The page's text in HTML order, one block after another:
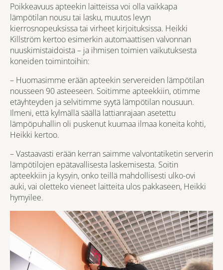
Poikkeavuus apteekin laitteissa voi olla vaikkapa
lämpötilan nousu tai lasku, muutos levyn
kierrosnopeuksissa tai virheet kirjoituksissa. Heikki
Killström kertoo esimerkin automaattisen valvonnan
nuuskimistaidoista – ja ihmisen toimien vaikutuksesta
koneiden toimintoihin:
– Huomasimme erään apteekin servereiden lämpötilan
nousseen 90 asteeseen. Soitimme apteekkiin, otimme
etäyhteyden ja selvitimme syytä lämpötilan nousuun.
Ilmeni, että kylmällä säällä lattianrajaan asetettu
lämpöpuhallin oli puskenut kuumaa ilmaa koneita kohti,
Heikki kertoo.
– Vastaavasti erään kerran saimme valvontatiketin serverin
lämpötilojen epätavallisesta laskemisesta. Soitin
apteekkiin ja kysyin, onko teillä mahdollisesti ulko-ovi
auki, vai oletteko vieneet laitteita ulos pakkaseen, Heikki
hymyilee.